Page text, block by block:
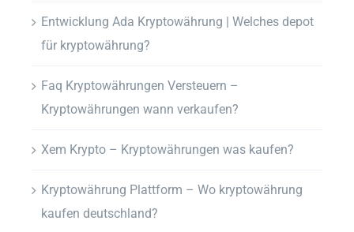
Entwicklung Ada Kryptowährung | Welches depot
für kryptowährung?
Faq Kryptowährungen Versteuern –
Kryptowährungen wann verkaufen?
Xem Krypto – Kryptowährungen was kaufen?
Kryptowährung Plattform – Wo kryptowährung
kaufen deutschland?